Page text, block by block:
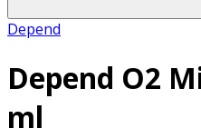
Depend
Depend O2
ml